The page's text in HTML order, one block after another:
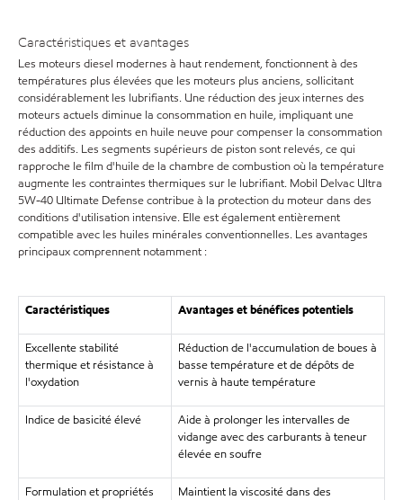
Caractéristiques et avantages
Les moteurs diesel modernes à haut rendement, fonctionnent à des
températures plus élevées que les moteurs plus anciens, sollicitant
considérablement les lubrifiants. Une réduction des jeux internes des
moteurs actuels diminue la consommation en huile, impliquant une
réduction des appoints en huile neuve pour compenser la consommation
des additifs. Les segments supérieurs de piston sont relevés, ce qui
rapproche le film d'huile de la chambre de combustion où la température
augmente les contraintes thermiques sur le lubrifiant. Mobil Delvac Ultra
5W-40 Ultimate Defense contribue à la protection du moteur dans des
conditions d'utilisation intensive. Elle est également entièrement
compatible avec les huiles minérales conventionnelles. Les avantages
principaux comprennent notamment :
Caractéristiques Avantages et bénéfices potentiels
Excellente stabilité
thermique et résistance à
l'oxydation
Réduction de l'accumulation de boues à
basse température et de dépôts de
vernis à haute température
Indice de basicité élevé
Aide à prolonger les intervalles de
vidange avec des carburants à teneur
élevée en soufre
Formulation et propriétés
Maintient la viscosité dans des